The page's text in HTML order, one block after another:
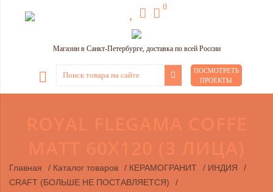
0
Магазин в Санкт-Петербурге, доставка по всей России
ПОСМОТРЕТЬ
ПРОЕКТЫ
Главная / Каталог товаров / КЕРАМОГРАНИТ / ИНДИЯ
/
CRAFT (БОЛЬШЕ НЕ ПОСТАВЛЯЕТСЯ)
/